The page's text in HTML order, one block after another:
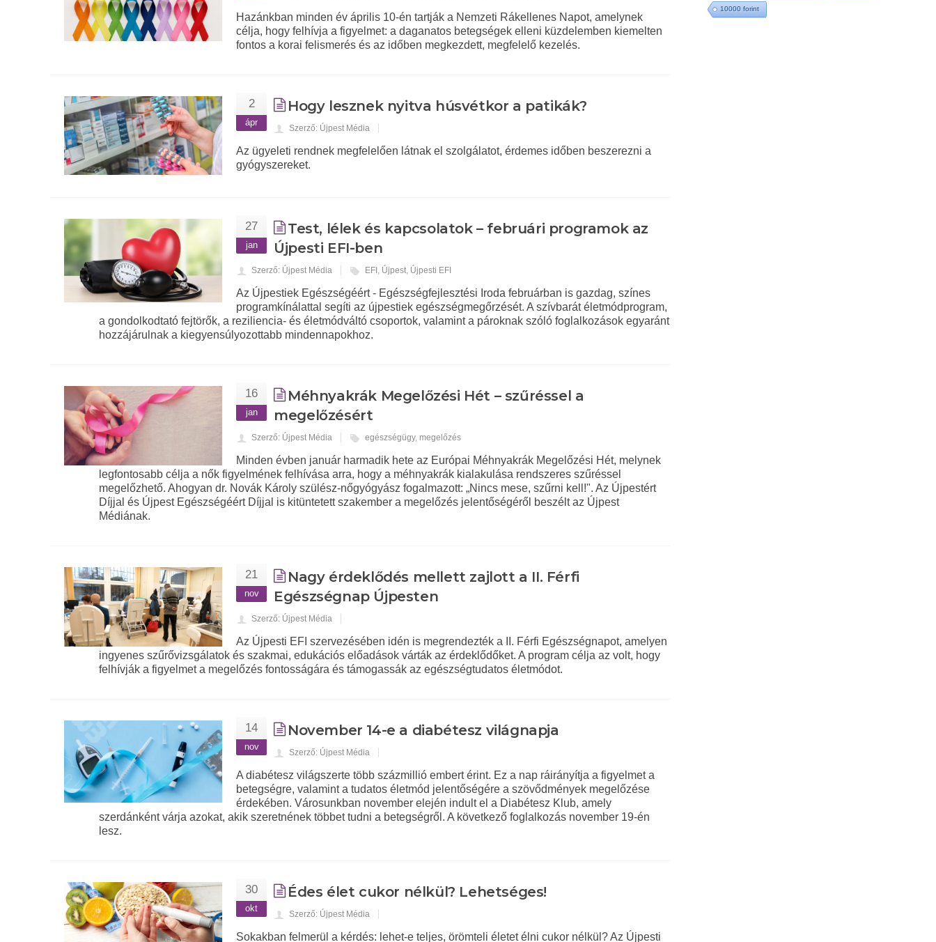
Hazánkban minden év április 10-én tartják a Nemzeti Rákellenes Napot, amelynek
célja, hogy felhívja a figyelmet: a daganatos betegségek elleni küzdelemben kiemelten
fontos a korai felismerés és az időben megkezdett, megfelelő kezelés.
2
ápr
Hogy lesznek nyitva húsvétkor a patikák?
Szerző: Újpest Média
Az ügyeleti rendnek megfelelően látnak el szolgálatot, érdemes időben beszerezni a
gyógyszereket.
27
jan
Test, lélek és kapcsolatok – februári programok az
Újpesti EFI-ben
Szerző: Újpest Média EFI , Újpest, Újpesti EFI
Az Újpestiek Egészségéért - Egészségfejlesztési Iroda februárban is gazdag, színes
programkínálattal segíti az újpestiek egészségmegőrzését. A szívbarát életmódprogram,
a gondolkodtató fejtörők, a reziliencia- és életmódváltó csoportok, valamint a pároknak szóló foglalkozások egyaránt
hozzájárulnak a kiegyensúlyozottabb mindennapokhoz.
16
jan
Méhnyakrák Megelőzési Hét – szűréssel a
megelőzésért
Szerző: Újpest Média egészségügy, megelőzés
Minden évben január harmadik hete az Európai Méhnyakrák Megelőzési Hét, melynek
legfontosabb célja a nők figyelmének felhívása arra, hogy a méhnyakrák kialakulása rendszeres szűréssel
megelőzhető. Ahogyan dr. Novák Károly szülész-nőgyógyász fogalmazott: „Nincs mese, szűrni kell!". Az Újpestért
Díjjal és Újpest Egészségéért Díjjal is kitüntetett szakember a megelőzés jelentőségéről beszélt az Újpest
Médiának.
21
nov
Nagy érdeklődés mellett zajlott a II. Férfi
Egészségnap Újpesten
Szerző: Újpest Média
Az Újpesti EFI szervezésében idén is megrendezték a II. Férfi Egészségnapot, amelyen
ingyenes szűrővizsgálatok és szakmai, edukációs előadások várták az érdeklődőket. A program célja az volt, hogy
felhívják a figyelmet a megelőzés fontosságára és támogassák az egészségtudatos életmódot.
14
nov
November 14-e a diabétesz világnapja
Szerző: Újpest Média
A diabétesz világszerte több százmillió embert érint. Ez a nap ráirányítja a figyelmet a
betegségre, valamint a tudatos életmód jelentőségére a szövődmények megelőzése
érdekében. Városunkban november elején indult el a Diabétesz Klub, amely
szerdánként várja azokat, akik szeretnének többet tudni a betegségről. A következő foglalkozás november 19-én
lesz.
30
okt
Édes élet cukor nélkül? Lehetséges!
Szerző: Újpest Média
Sokakban felmerül a kérdés: lehet-e teljes, örömteli életet élni cukor nélkül? Az Újpesti
10000 forint